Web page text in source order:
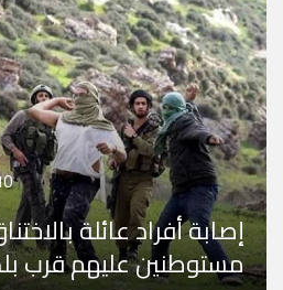
إصابة أفراد عائلة
مستوطنين عليهم قرب